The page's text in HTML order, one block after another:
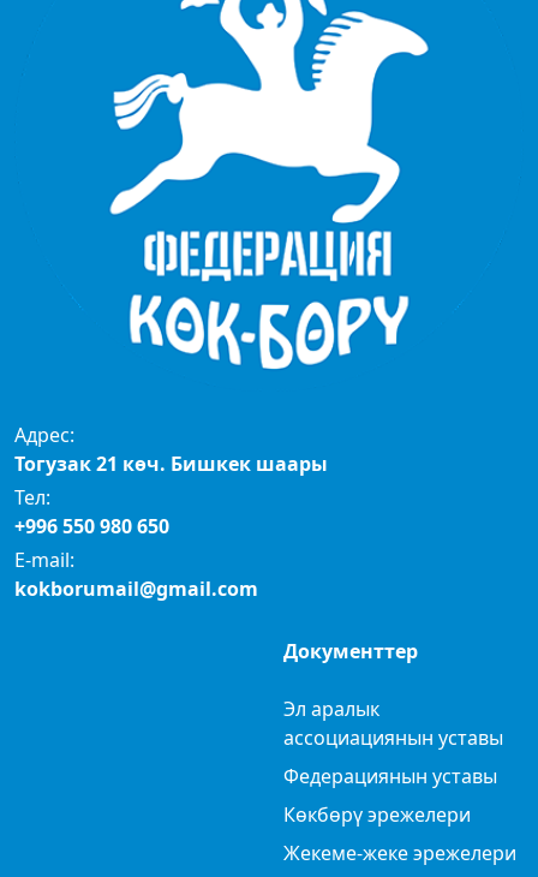
Адрес:
Тогузак 21 көч. Бишкек шаары
Тел:
+996 550 980 650
E-mail:
kokborumail@gmail.com
Документтер
Эл аралык
ассоциациянын уставы
Федерациянын уставы
Көкбөрү эрежелери
Жекеме-жеке эрежелери